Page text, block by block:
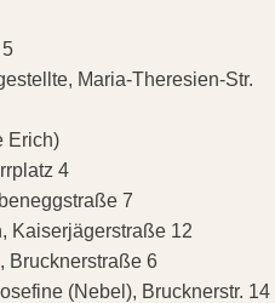
Maria-Theresien-Str.
Erich)
4
7
Kaiserjägerstraße 12
Brucknerstraße 6
(Nebel), Brucknerstr. 14